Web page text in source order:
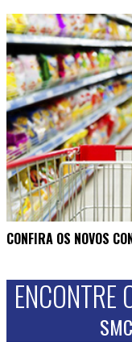
CONFIRA OS NOVOS
ENCONTRE